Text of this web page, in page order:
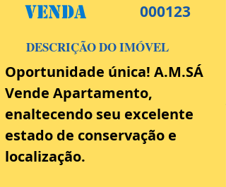
Venda 000123
DESCRIÇÃO DO IMÓVEL
Oportunidade única! A.M.SÁ
Vende Apartamento,
enaltecendo seu excelente
estado de conservação e
localização.